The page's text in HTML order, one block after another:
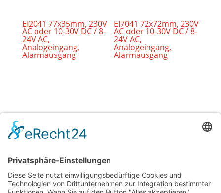
EI2041 77x35mm, 230V
AC oder 10-30V DC / 8-
24V AC,
Analogeingang,
Alarmausgang
EI7041 72x72mm, 230V
AC oder 10-30V DC / 8-
24V AC,
Analogeingang,
Alarmausgang